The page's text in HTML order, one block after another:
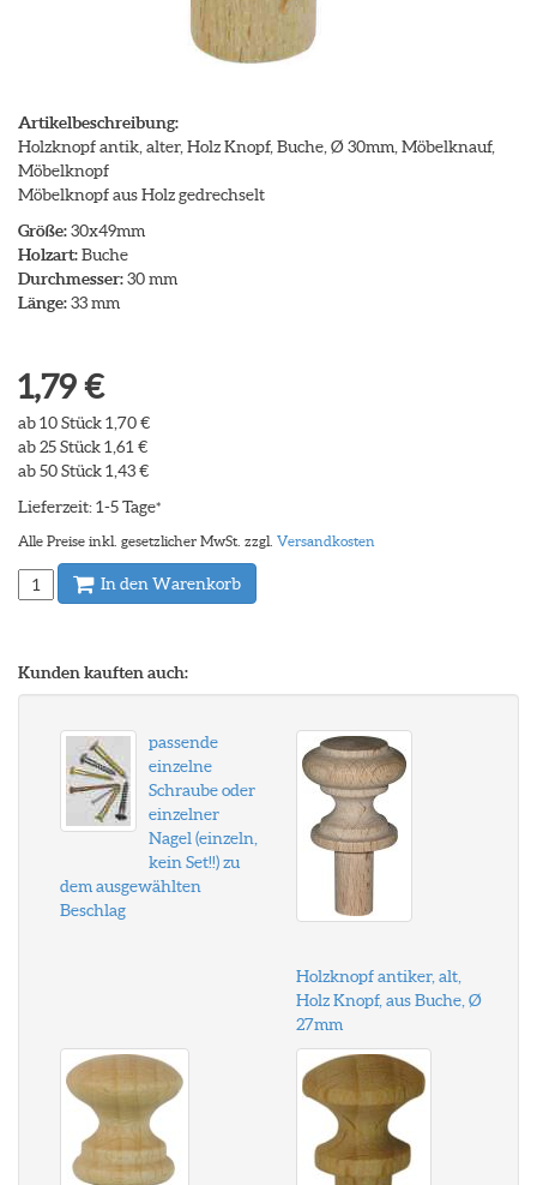
Artikelbeschreibung:
Holzknopf antik, alter, Holz Knopf, Buche, Ø 30mm, Möbelknauf,
Möbelknopf
Möbelknopf aus Holz gedrechselt
Größe:30x49mm
Holzart:Buche
Durchmesser:30 mm
Länge:33 mm
1,79 €
ab 10 Stück 1,70 €
ab 25 Stück 1,61 €
ab 50 Stück 1,43 €
Lieferzeit: 1-5 Tage*
Alle Preise inkl. gesetzlicher MwSt. zzgl. Versandkosten
In den Warenkorb
Kunden kauften auch:
passende
einzelne
Schraube oder
einzelner
Nagel (einzeln,
kein Set!!) zu
dem ausgewählten
Beschlag
Holzknopf antiker, alt,
Holz Knopf, aus Buche, Ø
27mm